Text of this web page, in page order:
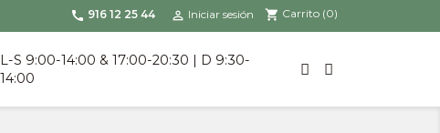
call 916 12 25 44  Iniciar sesión shopping_cart Carrito (0)
L-S 9:00-14:00 & 17:00-20:30 | D 9:30-
14:00